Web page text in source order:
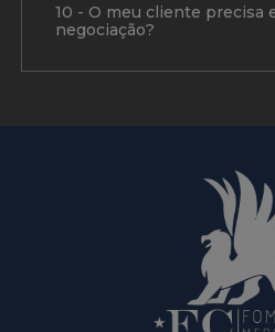
10 - O meu cliente precisa
negociação?